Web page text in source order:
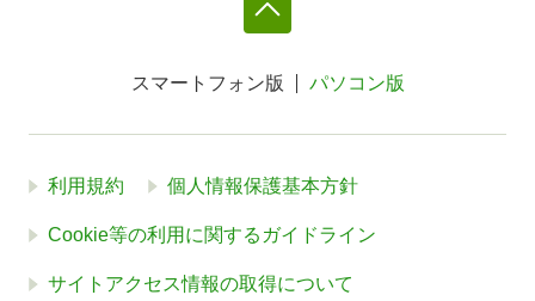
スマートフォン版 パソコン版
利用規約 個人情報保護基本方針
Cookie等の利用に関するガイドライン
サイトアクセス情報の取得について